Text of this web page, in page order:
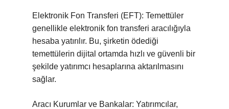
Elektronik Fon Transferi (EFT): Temettüler
genellikle elektronik fon transferi aracılığıyla
hesaba yatırılır. Bu, şirketin ödediği
temettülerin dijital ortamda hızlı ve güvenli bir
şekilde yatırımcı hesaplarına aktarılmasını
sağlar.
Aracı Kurumlar ve Bankalar: Yatırımcılar,